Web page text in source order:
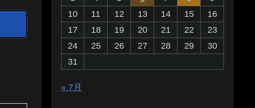
10
11 12 13 14 15
16
17
18 19 20 21 22
23
24
25 26 27 28 29
30
31
« 7月